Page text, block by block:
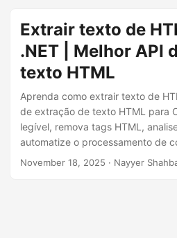
a
n
Extrair texto de
.NET | Melhor API
texto HTML
Aprenda como extrair texto de
de extração de texto HTML para
legível, remova tags HTML,
automatize o processamento de
GroupDocs.Parser Cloud SDK para
November 18, 2025 · Nayyer